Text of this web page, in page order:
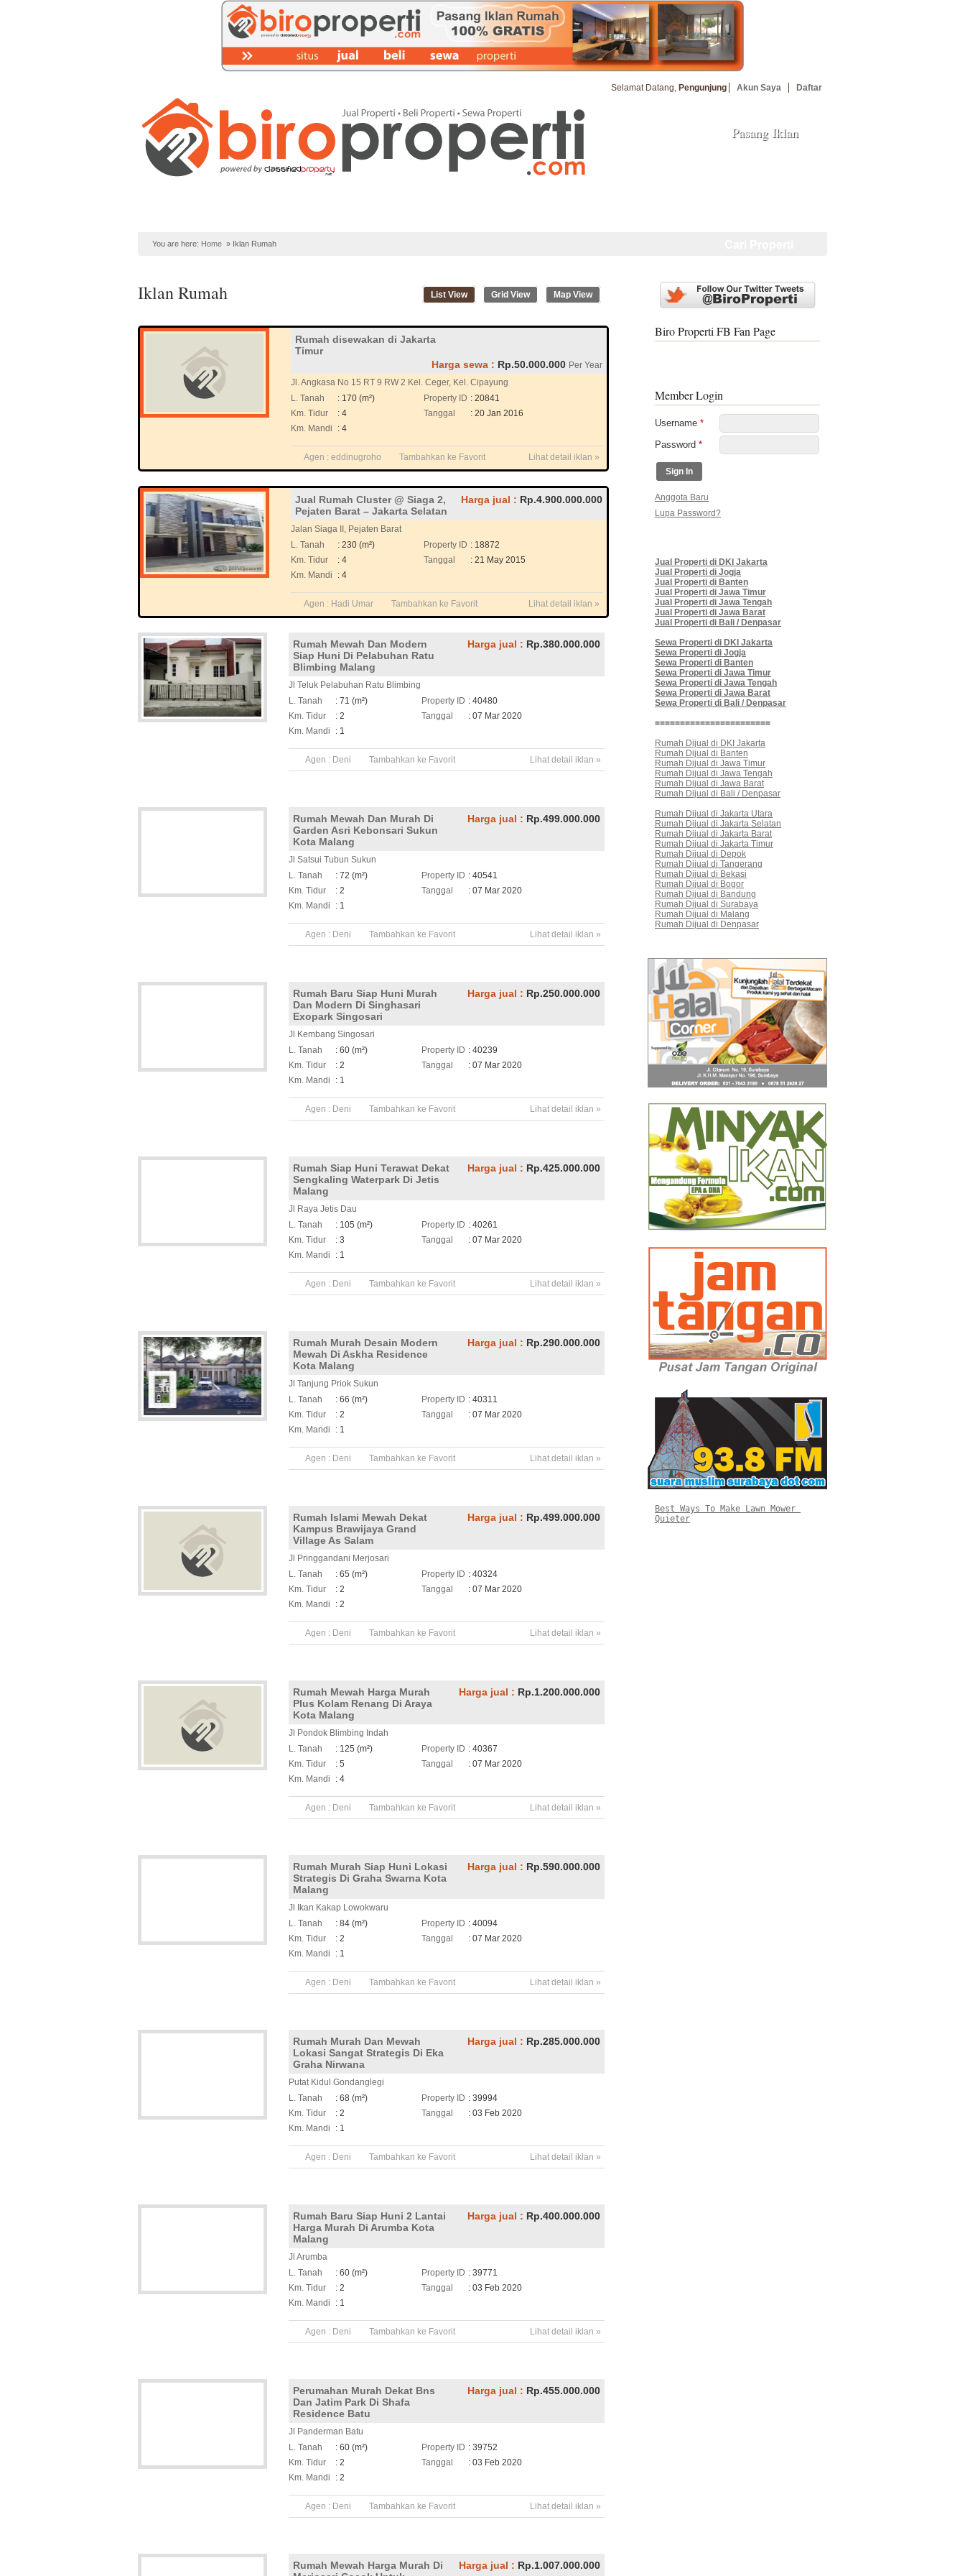
Selamat Datang, Pengunjung Akun Saya Daftar
Pasang Iklan
You are here: Home » Iklan Rumah
Iklan Rumah List View Grid View Map View
Rumah disewakan di Jakarta
Timur
Harga sewa : Rp.50.000.000 Per Year
Jl. Angkasa No 15 RT 9 RW 2 Kel. Ceger, Kel. Cipayung
L. Tanah
: 170 (m²)
Km. Tidur
: 4
Km. Mandi
: 4
Property ID : 20841
Tanggal
: 20 Jan 2016
Agen : eddinugroho Lihat detail iklan »
Tambahkan ke Favorit
Jual Rumah Cluster @ Siaga 2,
Pejaten Barat – Jakarta Selatan
Harga jual : Rp.4.900.000.000
Jalan Siaga II, Pejaten Barat
L. Tanah
: 230 (m²)
Km. Tidur
: 4
Km. Mandi
: 4
Property ID : 18872
Tanggal
: 21 May 2015
Agen : Hadi Umar Lihat detail iklan »
Tambahkan ke Favorit
Rumah Mewah Dan Modern
Siap Huni Di Pelabuhan Ratu
Blimbing Malang
Harga jual : Rp.380.000.000
Jl Teluk Pelabuhan Ratu Blimbing
L. Tanah
: 71 (m²)
Km. Tidur
: 2
Km. Mandi
: 1
Property ID : 40480
Tanggal
: 07 Mar 2020
Agen : Deni Lihat detail iklan »
Tambahkan ke Favorit
Rumah Mewah Dan Murah Di
Garden Asri Kebonsari Sukun
Kota Malang
Harga jual : Rp.499.000.000
Jl Satsui Tubun Sukun
L. Tanah
: 72 (m²)
Km. Tidur
: 2
Km. Mandi
: 1
Property ID : 40541
Tanggal
: 07 Mar 2020
Agen : Deni Lihat detail iklan »
Tambahkan ke Favorit
Rumah Baru Siap Huni Murah
Dan Modern Di Singhasari
Exopark Singosari
Harga jual : Rp.250.000.000
Jl Kembang Singosari
L. Tanah
: 60 (m²)
Km. Tidur
: 2
Km. Mandi
: 1
Property ID : 40239
Tanggal
: 07 Mar 2020
Agen : Deni Lihat detail iklan »
Tambahkan ke Favorit
Rumah Siap Huni Terawat Dekat
Sengkaling Waterpark Di Jetis
Malang
Harga jual : Rp.425.000.000
Jl Raya Jetis Dau
L. Tanah
: 105 (m²)
Km. Tidur
: 3
Km. Mandi
: 1
Property ID : 40261
Tanggal
: 07 Mar 2020
Agen : Deni Lihat detail iklan »
Tambahkan ke Favorit
Rumah Murah Desain Modern
Mewah Di Askha Residence
Kota Malang
Harga jual : Rp.290.000.000
Jl Tanjung Priok Sukun
L. Tanah
: 66 (m²)
Km. Tidur
: 2
Km. Mandi
: 1
Property ID : 40311
Tanggal
: 07 Mar 2020
Agen : Deni Lihat detail iklan »
Tambahkan ke Favorit
Rumah Islami Mewah Dekat
Kampus Brawijaya Grand
Village As Salam
Harga jual : Rp.499.000.000
Jl Pringgandani Merjosari
L. Tanah
: 65 (m²)
Km. Tidur
: 2
Km. Mandi
: 2
Property ID : 40324
Tanggal
: 07 Mar 2020
Agen : Deni Lihat detail iklan »
Tambahkan ke Favorit
Rumah Mewah Harga Murah
Plus Kolam Renang Di Araya
Kota Malang
Harga jual : Rp.1.200.000.000
Jl Pondok Blimbing Indah
L. Tanah
: 125 (m²)
Km. Tidur
: 5
Km. Mandi
: 4
Property ID : 40367
Tanggal
: 07 Mar 2020
Agen : Deni Lihat detail iklan »
Tambahkan ke Favorit
Rumah Murah Siap Huni Lokasi
Strategis Di Graha Swarna Kota
Malang
Harga jual : Rp.590.000.000
Jl Ikan Kakap Lowokwaru
L. Tanah
: 84 (m²)
Km. Tidur
: 2
Km. Mandi
: 1
Property ID : 40094
Tanggal
: 07 Mar 2020
Agen : Deni Lihat detail iklan »
Tambahkan ke Favorit
Rumah Murah Dan Mewah
Lokasi Sangat Strategis Di Eka
Graha Nirwana
Harga jual : Rp.285.000.000
Putat Kidul Gondanglegi
L. Tanah
: 68 (m²)
Km. Tidur
: 2
Km. Mandi
: 1
Property ID : 39994
Tanggal
: 03 Feb 2020
Agen : Deni Lihat detail iklan »
Tambahkan ke Favorit
Rumah Baru Siap Huni 2 Lantai
Harga Murah Di Arumba Kota
Malang
Harga jual : Rp.400.000.000
Jl Arumba
L. Tanah
: 60 (m²)
Km. Tidur
: 2
Km. Mandi
: 1
Property ID : 39771
Tanggal
: 03 Feb 2020
Agen : Deni Lihat detail iklan »
Tambahkan ke Favorit
Perumahan Murah Dekat Bns
Dan Jatim Park Di Shafa
Residence Batu
Harga jual : Rp.455.000.000
Jl Panderman Batu
L. Tanah
: 60 (m²)
Km. Tidur
: 2
Km. Mandi
: 2
Property ID : 39752
Tanggal
: 03 Feb 2020
Agen : Deni Lihat detail iklan »
Tambahkan ke Favorit
Rumah Mewah Harga Murah Di
Harga jual : Rp.1.007.000.000
Biro Properti FB Fan Page
Member Login
Username *
Password *
Anggota Baru
Lupa Password?
Jual Properti di DKI Jakarta
Jual Properti di Jogja
Jual Properti di Banten
Jual Properti di Jawa Timur
Jual Properti di Jawa Tengah
Jual Properti di Jawa Barat
Jual Properti di Bali / Denpasar
Sewa Properti di DKI Jakarta
Sewa Properti di Jogja
Sewa Properti di Banten
Sewa Properti di Jawa Timur
Sewa Properti di Jawa Tengah
Sewa Properti di Jawa Barat
Sewa Properti di Bali / Denpasar
=======================
Rumah Dijual di DKI Jakarta
Rumah Dijual di Banten
Rumah Dijual di Jawa Timur
Rumah Dijual di Jawa Tengah
Rumah Dijual di Jawa Barat
Rumah Dijual di Bali / Denpasar
Rumah Dijual di Jakarta Utara
Rumah Dijual di Jakarta Selatan
Rumah Dijual di Jakarta Barat
Rumah Dijual di Jakarta Timur
Rumah Dijual di Depok
Rumah Dijual di Tangerang
Rumah Dijual di Bekasi
Rumah Dijual di Bogor
Rumah Dijual di Bandung
Rumah Dijual di Surabaya
Rumah Dijual di Malang
Rumah Dijual di Denpasar
Best Ways To Make Lawn Mower
Quieter